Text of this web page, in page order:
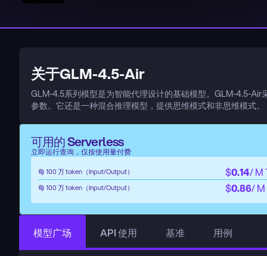
关于GLM-4.5-Air
GLM-4.5系列模型是为智能代理设计的基础模型。GLM-4.5-
参数。它还是一种混合推理模型，提供思维模式和非思维模式。
可用的 Serverless
立即运行查询，仅按使用量付费
每 100 万 token（Input/Output） $0.14/ M
每 100 万 token（Input/Output） $0.86/
模型广场 API 使用 基准 用例